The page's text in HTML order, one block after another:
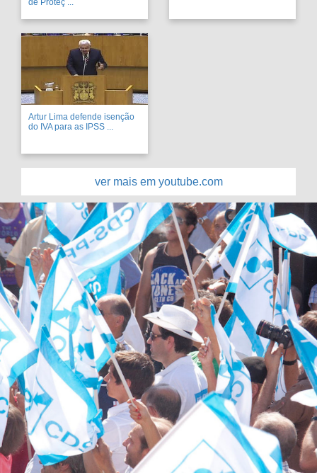
de Proteç ...
Artur Lima defende isenção
do IVA para as IPSS ...
ver mais em youtube.com